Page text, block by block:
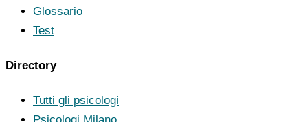
Glossario
Test
Directory
Tutti gli psicologi
Psicologi Milano